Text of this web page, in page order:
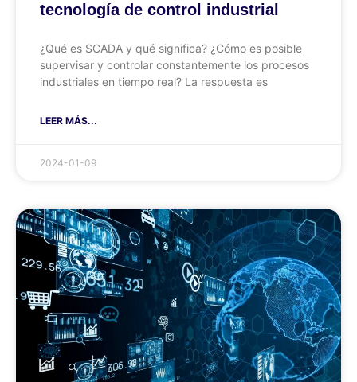
tecnología de control industrial
¿Qué es SCADA y qué significa? ¿Cómo es posible
supervisar y controlar constantemente los procesos
industriales en tiempo real? La respuesta es
LEER MÁS...
2024-01-09